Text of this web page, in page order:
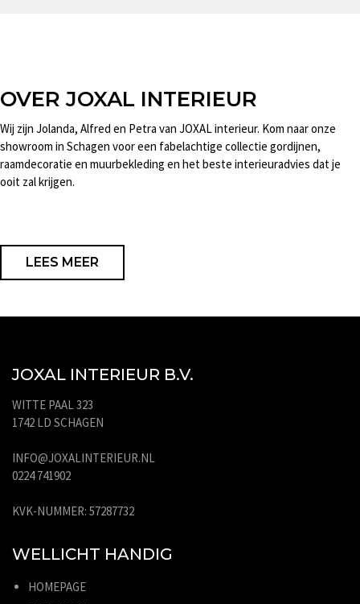
OVER JOXAL INTERIEUR
Wij zijn Jolanda, Alfred en Petra van JOXAL interieur. Kom naar onze
showroom in Schagen voor een fabelachtige collectie gordijnen,
raamdecoratie en muurbekleding en het beste interieuradvies dat je
ooit zal krijgen.
LEES MEER
JOXAL INTERIEUR B.V.
WITTE PAAL 323
1742 LD SCHAGEN
INFO@JOXALINTERIEUR.NL
0224 741902
KVK-NUMMER: 57287732
WELLICHT HANDIG
HOMEPAGE